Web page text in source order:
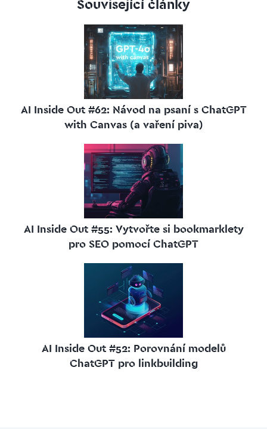
Související články
AI Inside Out #62: Návod na psaní s ChatGPT
with Canvas (a vaření piva)
AI Inside Out #55: Vytvořte si bookmarklety
pro SEO pomocí ChatGPT
AI Inside Out #52: Porovnání modelů
ChatGPT pro linkbuilding